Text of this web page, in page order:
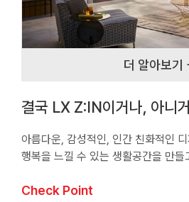
더 알아보기
결국 LX Z:IN이거나, 아니
아름다운, 감성적인, 인간 친화적인
행복을 느낄 수 있는 생활공간을 만들
Check Point